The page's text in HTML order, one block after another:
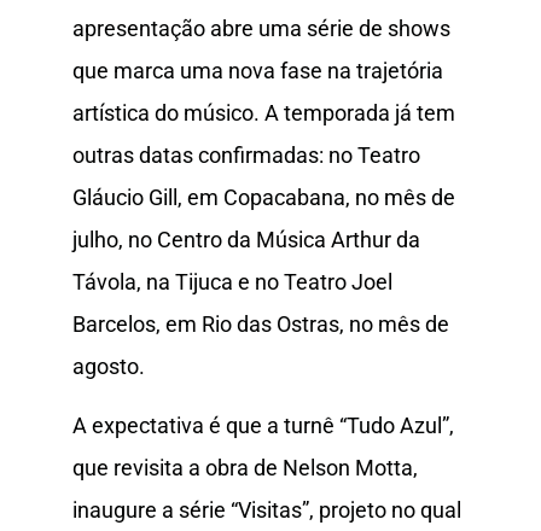
apresentação abre uma série de shows
que marca uma nova fase na trajetória
artística do músico. A temporada já tem
outras datas confirmadas: no Teatro
Gláucio Gill, em Copacabana, no mês de
julho, no Centro da Música Arthur da
Távola, na Tijuca e no Teatro Joel
Barcelos, em Rio das Ostras, no mês de
agosto.
A expectativa é que a turnê “Tudo Azul”,
que revisita a obra de Nelson Motta,
inaugure a série “Visitas”, projeto no qual